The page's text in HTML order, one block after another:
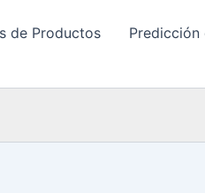
de Productos Predicción